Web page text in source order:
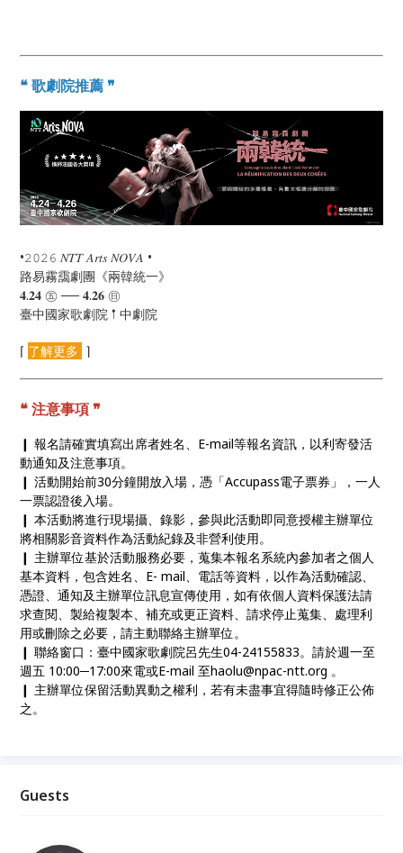
❝ 歌劇院推薦 ❞
•𝟸𝟶𝟸𝟼 𝑁𝑇𝑇 𝐴𝑟𝑡𝑠 𝑁𝑂𝑉𝐴 •
路易霧靄劇團《兩韓統一》
𝟒.𝟐𝟒 ㊄ ── 𝟒.𝟐𝟔 ㊐
臺中國家歌劇院 𖡡 中劇院
⌈ 了解更多 ⌉
❝ 注意事項 ❞
❙ 報名請確實填寫出席者姓名、E-mail等報名資訊，以利寄發活
動通知及注意事項。
❙ 活動開始前30分鐘開放入場，憑「Accupass電子票券」，一人
一票認證後入場。
❙ 本活動將進行現場攝、錄影，參與此活動即同意授權主辦單位
將相關影音資料作為活動紀錄及非營利使用。
❙ 主辦單位基於活動服務必要，蒐集本報名系統內參加者之個人
基本資料，包含姓名、E- mail、電話等資料，以作為活動確認、
憑證、通知及主辦單位訊息宣傳使用，如有依個人資料保護法請
求查閱、製給複製本、補充或更正資料、請求停止蒐集、處理利
用或刪除之必要，請主動聯絡主辦單位。
❙ 聯絡窗口：臺中國家歌劇院呂先生04-24155833。請於週一至
週五 10:00─17:00來電或E-mail 至haolu@npac-ntt.org 。
❙ 主辦單位保留活動異動之權利，若有未盡事宜得隨時修正公佈
之。
Guests